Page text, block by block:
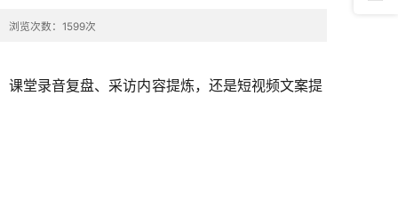
浏览次数：1599次
堂录音复盘、采访内容提炼，还是短视频文案提